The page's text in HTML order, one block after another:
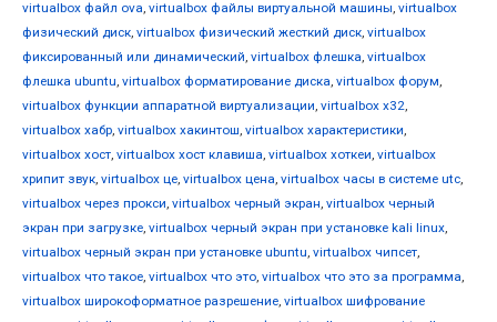
virtualbox файл ova, virtualbox файлы виртуальной машины, virtualbox
физический диск, virtualbox физический жесткий диск, virtualbox
фиксированный или динамический, virtualbox флешка, virtualbox
флешка ubuntu, virtualbox форматирование диска, virtualbox форум,
virtualbox функции аппаратной виртуализации, virtualbox х32,
virtualbox хабр, virtualbox хакинтош, virtualbox характеристики,
virtualbox хост, virtualbox хост клавиша, virtualbox хоткеи, virtualbox
хрипит звук, virtualbox це, virtualbox цена, virtualbox часы в системе utc,
virtualbox через прокси, virtualbox черный экран, virtualbox черный
экран при загрузке, virtualbox черный экран при установке kali linux,
virtualbox черный экран при установке ubuntu, virtualbox чипсет,
virtualbox что такое, virtualbox что это, virtualbox что это за программа,
virtualbox широкоформатное разрешение, virtualbox шифрование